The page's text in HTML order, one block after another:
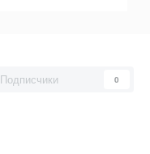
Подписчики 0